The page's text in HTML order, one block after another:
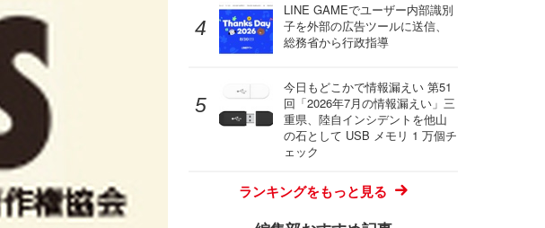
LINE GAMEでユーザー内部識別
子を外部の広告ツールに送信、
総務省から行政指導
今日もどこかで情報漏えい 第51
回「2026年7月の情報漏えい」三
重県、陸自インシデントを他山
の石として USB メモリ 1 万個チ
ェック
ランキングをもっと見る